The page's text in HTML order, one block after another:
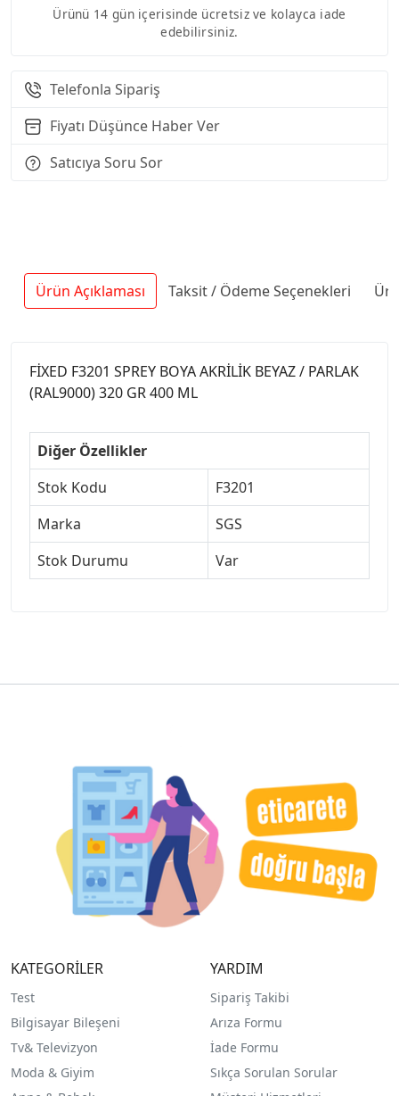
Ürünü 14 gün içerisinde ücretsiz ve kolayca iade
edebilirsiniz.
Telefonla Sipariş
Fiyatı Düşünce Haber Ver
Satıcıya Soru Sor
Ürün Açıklaması Taksit / Ödeme Seçenekleri
FİXED F3201 SPREY BOYA AKRİLİK BEYAZ / PARLAK
(RAL9000) 320 GR 400 ML
Diğer Özellikler
Stok Kodu
F3201
Marka
SGS
Stok Durumu
Var
KATEGORİLER
Test
Bilgisayar Bileşeni
Tv& Televizyon
Moda & Giyim
YARDIM
Sipariş Takibi
Arıza Formu
İade Formu
Sıkça Sorulan Sorular